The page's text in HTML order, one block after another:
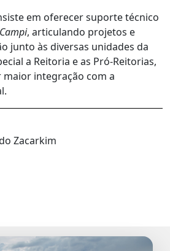
em oferecer suporte técnico
Campi, articulando projetos e
junto às diversas unidades da
a Reitoria e as Pró-Reitorias,
integração com a
Zacarkim